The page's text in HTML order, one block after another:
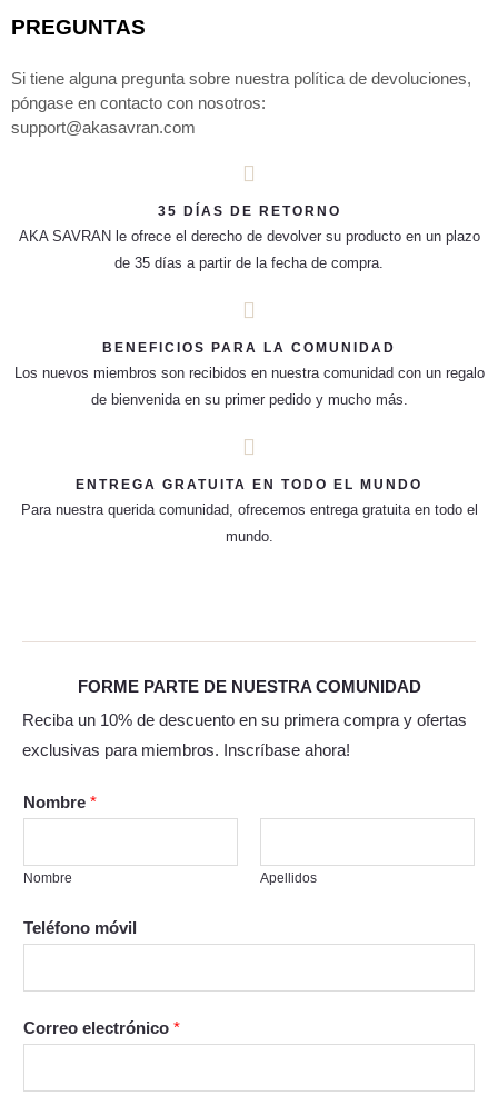
PREGUNTAS
Si tiene alguna pregunta sobre nuestra política de devoluciones,
póngase en contacto con nosotros:
support@akasavran.com
35 DÍAS DE RETORNO
AKA SAVRAN le ofrece el derecho de devolver su producto en un plazo
de 35 días a partir de la fecha de compra.
BENEFICIOS PARA LA COMUNIDAD
Los nuevos miembros son recibidos en nuestra comunidad con un regalo
de bienvenida en su primer pedido y mucho más.
ENTREGA GRATUITA EN TODO EL MUNDO
Para nuestra querida comunidad, ofrecemos entrega gratuita en todo el
mundo.
FORME PARTE DE NUESTRA COMUNIDAD
Reciba un 10% de descuento en su primera compra y ofertas
exclusivas para miembros. Inscríbase ahora!
Nombre *
Nombre Apellidos
Teléfono móvil
Correo electrónico *